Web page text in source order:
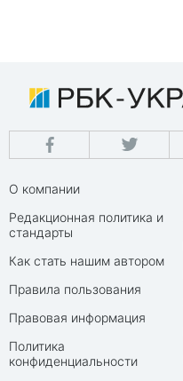
О компании
Редакционная политика и
стандарты
Как стать нашим автором
Правила пользования
Правовая информация
Политика
конфиденциальности